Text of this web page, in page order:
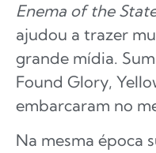
Enema of the
ajudou a trazer
grande mídia.
Found Glory,
embarcaram no
Na mesma época